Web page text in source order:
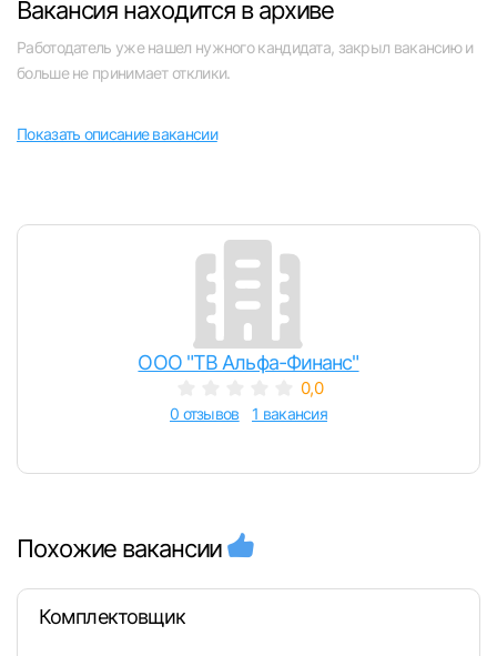
Пермь
Волгоград
Вакансия находится в архиве
Работодатель уже нашел нужного кандидата, закрыл вакансию и
больше не принимает отклики.
Показать описание вакансии
ООО "ТВ Альфа-Финанс"
0,0
0 отзывов 1 вакансия
Похожие вакансии
Комплектовщик